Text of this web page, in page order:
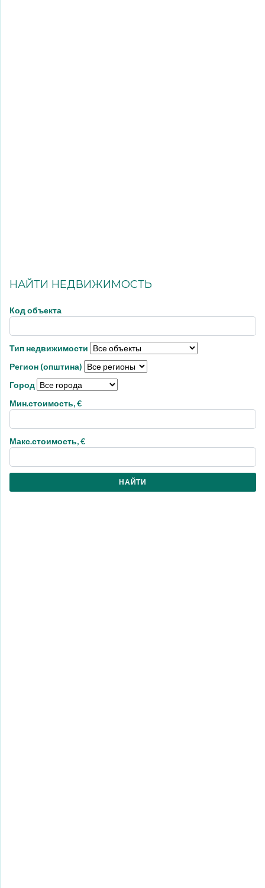
НАЙТИ НЕДВИЖИМОСТЬ
Код объекта
Тип недвижимости
Регион (општина)
Город
Мин.стоимость, €
Макс.стоимость, €
НАЙТИ